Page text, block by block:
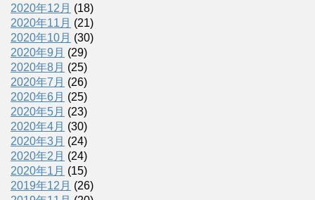
2020年12月 (18)
2020年11月 (21)
2020年10月 (30)
2020年9月 (29)
2020年8月 (25)
2020年7月 (26)
2020年6月 (25)
2020年5月 (23)
2020年4月 (30)
2020年3月 (24)
2020年2月 (24)
2020年1月 (15)
2019年12月 (26)